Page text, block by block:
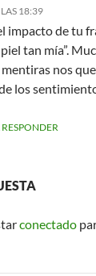
18:39
impacto de tu
tan mía”.
nos
los
conectado